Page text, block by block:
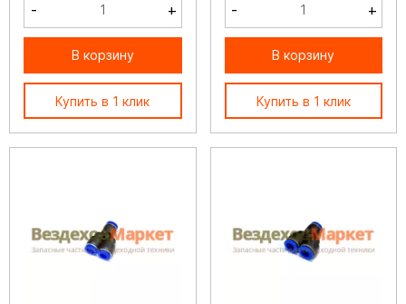
- +
В корзину
Купить в 1 клик
- +
В корзину
Купить в 1 клик